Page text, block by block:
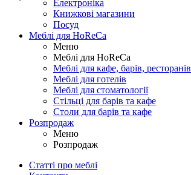
Електроніка
Книжкові магазини
Посуд
Меблі для HoReCa
Меню
Меблі для HoReCa
Меблі для кафе, барів, ресторанів
Меблі для готелів
Меблі для стоматології
Стільці для барів та кафе
Столи для барів та кафе
Розпродаж
Меню
Розпродаж
Статті про меблі